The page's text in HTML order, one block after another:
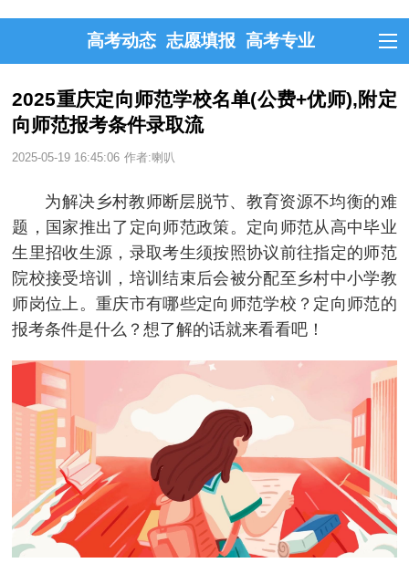
高考动态 志愿填报 高考专业
2025重庆定向师范学校名单(公费+优师),附定
向师范报考条件录取流
2025-05-19 16:45:06 作者:喇叭
为解决乡村教师断层脱节、教育资源不均衡的难
题，国家推出了定向师范政策。定向师范从高中毕业
生里招收生源，录取考生须按照协议前往指定的师范
院校接受培训，培训结束后会被分配至乡村中小学教
师岗位上。重庆市有哪些定向师范学校？定向师范的
报考条件是什么？想了解的话就来看看吧！